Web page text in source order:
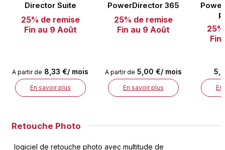
Director Suite
25% de remise
Fin au 9 Août
A partir de 8,33 €/ mois
En savoir plus
PowerDirector 365
25% de remise
Fin au 9 Août
A partir de 5,00 €/ mois
En savoir plus
Fin
Retouche Photo
logiciel de retouche photo avec multitude de